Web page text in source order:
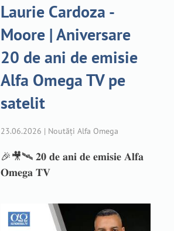
Laurie Cardoza -
Moore | Aniversare
20 de ani de emisie
Alfa Omega TV pe
satelit
23.06.2026 | Noutăți Alfa Omega
🎉🎥🛰️ 𝟐𝟎 𝐝𝐞 𝐚𝐧𝐢 𝐝𝐞 𝐞𝐦𝐢𝐬𝐢𝐞 𝐀𝐥𝐟𝐚
𝐎𝐦𝐞𝐠𝐚 𝐓𝐕